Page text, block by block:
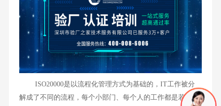
ISO20000是以流程化管理方式为基础的，IT工作被分
解成了不同的流程，每个小部门、每个人的工作都是若干流